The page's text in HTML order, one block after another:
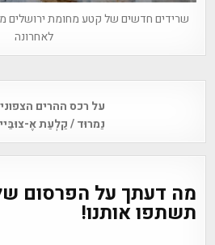
שרידים חדשים של קטע מחומת ירושלים
לאחרונה
navigationעל רכס ההרים
נַמרוּד / קַלְעַת אֶ-
מה דעתך על הפרסום
תשתפו אותנו!